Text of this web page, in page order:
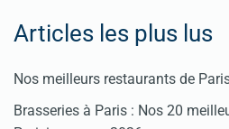
Articles les plus lus
Nos meilleurs restaurants de
Brasseries à Paris : Nos 20